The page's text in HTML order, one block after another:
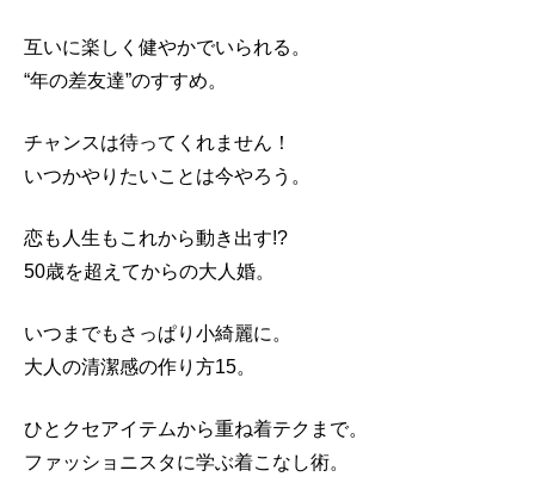
互いに楽しく健やかでいられる。
“年の差友達”のすすめ。
チャンスは待ってくれません！
いつかやりたいことは今やろう。
恋も人生もこれから動き出す!?
50歳を超えてからの大人婚。
いつまでもさっぱり小綺麗に。
大人の清潔感の作り方15。
ひとクセアイテムから重ね着テクまで。
ファッショニスタに学ぶ着こなし術。